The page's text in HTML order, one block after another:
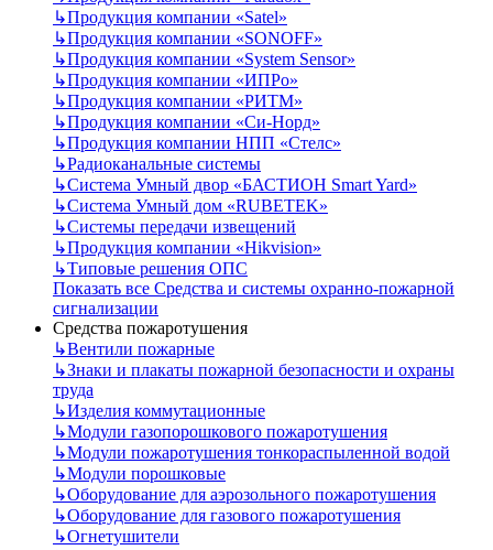
↳Продукция компании «Satel»
↳Продукция компании «SONOFF»
↳Продукция компании «System Sensor»
↳Продукция компании «ИПРо»
↳Продукция компании «РИТМ»
↳Продукция компании «Си-Норд»
↳Продукция компании НПП «Стелс»
↳Радиоканальные системы
↳Система Умный двор «БАСТИОН Smart Yard»
↳Система Умный дом «RUBETEK»
↳Системы передачи извещений
↳Продукция компании «Hikvision»
↳Типовые решения ОПС
Показать все Средства и системы охранно-пожарной
сигнализации
Средства пожаротушения
↳Вентили пожарные
↳Знаки и плакаты пожарной безопасности и охраны
труда
↳Изделия коммутационные
↳Модули газопорошкового пожаротушения
↳Модули пожаротушения тонкораспыленной водой
↳Модули порошковые
↳Оборудование для аэрозольного пожаротушения
↳Оборудование для газового пожаротушения
↳Огнетушители